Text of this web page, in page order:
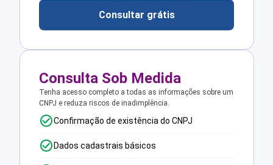
Consultar grátis
Consulta Sob Medida
Tenha acesso completo a todas as informações sobre um
CNPJ e reduza riscos de inadimplência.
Confirmação de existência do CNPJ
Dados cadastrais básicos